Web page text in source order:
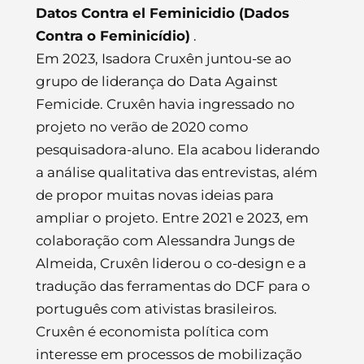
Datos Contra el Feminicidio (Dados
Contra o Feminicídio) .
Em 2023, Isadora Cruxên juntou-se ao
grupo de liderança do Data Against
Femicide. Cruxên havia ingressado no
projeto no verão de 2020 como
pesquisadora-aluno. Ela acabou liderando
a análise qualitativa das entrevistas, além
de propor muitas novas ideias para
ampliar o projeto. Entre 2021 e 2023, em
colaboração com Alessandra Jungs de
Almeida, Cruxên liderou o co-design e a
tradução das ferramentas do DCF para o
português com ativistas brasileiros.
Cruxên é economista política com
interesse em processos de mobilização